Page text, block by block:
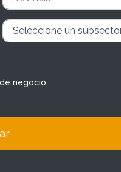
negocio